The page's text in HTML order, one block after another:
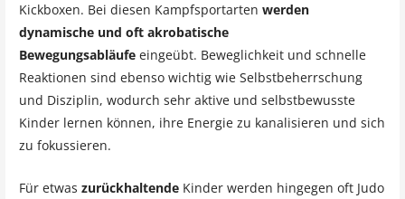
Kickboxen. Bei diesen Kampfsportarten werden
dynamische und oft akrobatische
Bewegungsabläufeeingeübt. Beweglichkeit und schnelle
Reaktionen sind ebenso wichtig wie Selbstbeherrschung
und Disziplin, wodurch sehr aktive und selbstbewusste
Kinder lernen können, ihre Energie zu kanalisieren und sich
zu fokussieren.
Für etwas zurückhaltendeKinder werden hingegen oft Judo